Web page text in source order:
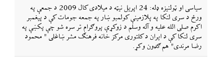
سياسی او ټولنيزه ډله: 24 اپريل نیټه د ميلادی كال 2009 د جمعې په
ورځ د سری لنكا په پلازمينې كولمبو ښار په جمعه جومات كې د پيغمبر
اكرم صلی الله عليه و آله وسلم د زوكړې پروګرام تر سره شو چې پكښې په
سری لنكا كې د ايران د كلتوری مركز خانه فرهنګ مشر ښاغلی " محمود
رضا مرندی" هم ګډون وكړ.